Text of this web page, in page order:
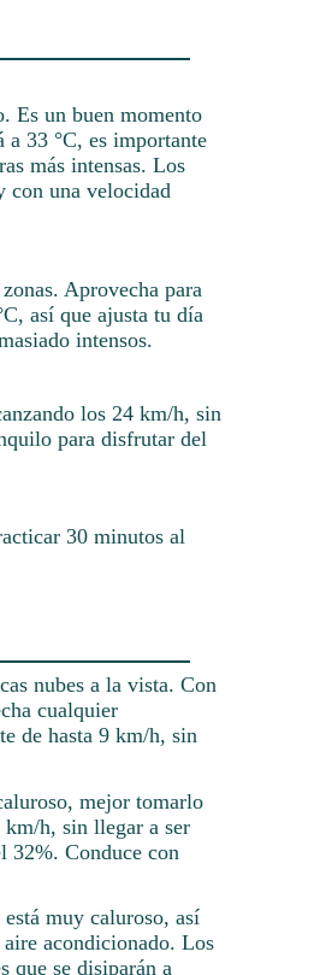
Es un buen momento
33 °C, es importante
más intensas. Los
con una velocidad
Aprovecha para
así que ajusta tu día
intensos.
los 24 km/h, sin
para disfrutar del
30 minutos al
nubes a la vista. Con
cualquier
de hasta 9 km/h, sin
mejor tomarlo
h, sin llegar a ser
32%. Conduce con
muy caluroso, así
acondicionado. Los
que se disiparán a